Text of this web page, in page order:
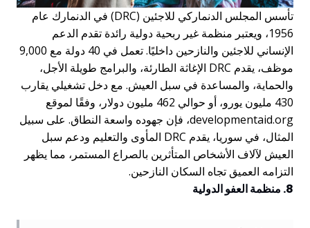
تأسس المجلس الدنماركي للاجئين (DRC) في الدنمارك عام
1956، ويعتبر منظمة غير ربحية دولية رائدة تقدم الدعم
الإنساني للاجئين والنازحين داخليًا. تعمل في 40 دولة مع 9,000
موظف، يقدم DRC الإغاثة الطارئة، والبرامج طويلة الأجل،
والحماية، والمساعدة في سبل العيش. مع دخل تشغيلي يقارب
430 مليون يورو، أو حوالي 462 مليون دولار، وفقًا لموقع
developmentaid.org، فإن جهوده واسعة النطاق. على سبيل
المثال، في سوريا، يقدم DRC المأوى والتعليم ودعم سبل
العيش لآلاف الأشخاص المتأثرين بالصراع المستمر، مما يظهر
التزامه العميق تجاه السكان النازحين.
8. منظمة العفو الدولية